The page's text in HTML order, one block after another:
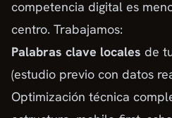
competencia digital es
centro. Trabajamos:
Palabras clave locales de
(estudio previo con datos
Optimización técnica